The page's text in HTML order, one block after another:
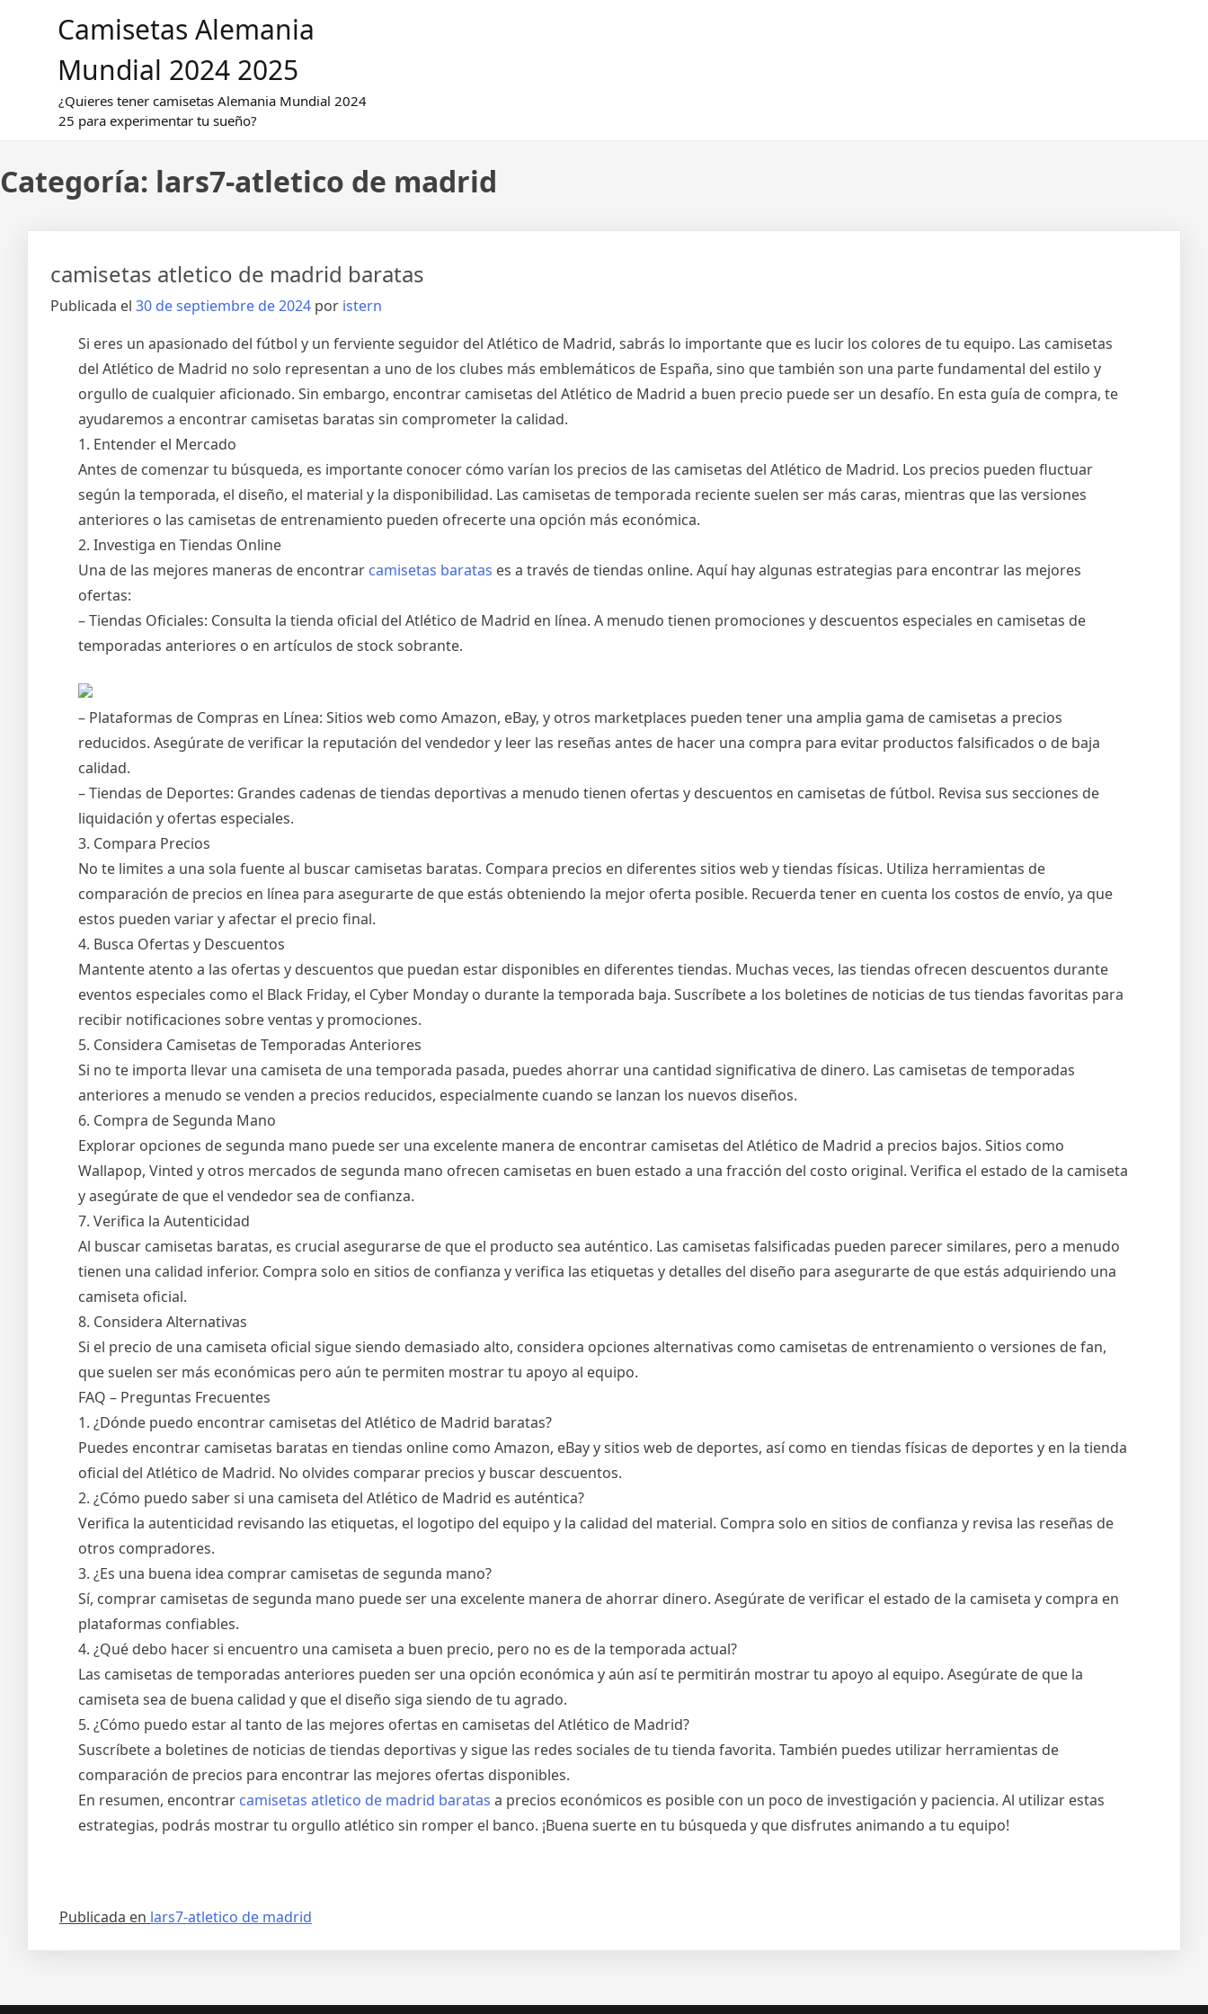
Camisetas Alemania
Mundial 2024 2025
¿Quieres tener camisetas Alemania Mundial 2024
25 para experimentar tu sueño?
Categoría: lars7-atletico de madrid
camisetas atletico de madrid baratas
Publicada el 30 de septiembre de 2024 por istern
Si eres un apasionado del fútbol y un ferviente seguidor del Atlético de Madrid, sabrás lo importante que es lucir los colores de tu equipo. Las camisetas
del Atlético de Madrid no solo representan a uno de los clubes más emblemáticos de España, sino que también son una parte fundamental del estilo y
orgullo de cualquier aficionado. Sin embargo, encontrar camisetas del Atlético de Madrid a buen precio puede ser un desafío. En esta guía de compra, te
ayudaremos a encontrar camisetas baratas sin comprometer la calidad.
1. Entender el Mercado
Antes de comenzar tu búsqueda, es importante conocer cómo varían los precios de las camisetas del Atlético de Madrid. Los precios pueden fluctuar
según la temporada, el diseño, el material y la disponibilidad. Las camisetas de temporada reciente suelen ser más caras, mientras que las versiones
anteriores o las camisetas de entrenamiento pueden ofrecerte una opción más económica.
2. Investiga en Tiendas Online
Una de las mejores maneras de encontrar camisetas baratas es a través de tiendas online. Aquí hay algunas estrategias para encontrar las mejores
ofertas:
– Tiendas Oficiales: Consulta la tienda oficial del Atlético de Madrid en línea. A menudo tienen promociones y descuentos especiales en camisetas de
temporadas anteriores o en artículos de stock sobrante.
– Plataformas de Compras en Línea: Sitios web como Amazon, eBay, y otros marketplaces pueden tener una amplia gama de camisetas a precios
reducidos. Asegúrate de verificar la reputación del vendedor y leer las reseñas antes de hacer una compra para evitar productos falsificados o de baja
calidad.
– Tiendas de Deportes: Grandes cadenas de tiendas deportivas a menudo tienen ofertas y descuentos en camisetas de fútbol. Revisa sus secciones de
liquidación y ofertas especiales.
3. Compara Precios
No te limites a una sola fuente al buscar camisetas baratas. Compara precios en diferentes sitios web y tiendas físicas. Utiliza herramientas de
comparación de precios en línea para asegurarte de que estás obteniendo la mejor oferta posible. Recuerda tener en cuenta los costos de envío, ya que
estos pueden variar y afectar el precio final.
4. Busca Ofertas y Descuentos
Mantente atento a las ofertas y descuentos que puedan estar disponibles en diferentes tiendas. Muchas veces, las tiendas ofrecen descuentos durante
eventos especiales como el Black Friday, el Cyber Monday o durante la temporada baja. Suscríbete a los boletines de noticias de tus tiendas favoritas para
recibir notificaciones sobre ventas y promociones.
5. Considera Camisetas de Temporadas Anteriores
Si no te importa llevar una camiseta de una temporada pasada, puedes ahorrar una cantidad significativa de dinero. Las camisetas de temporadas
anteriores a menudo se venden a precios reducidos, especialmente cuando se lanzan los nuevos diseños.
6. Compra de Segunda Mano
Explorar opciones de segunda mano puede ser una excelente manera de encontrar camisetas del Atlético de Madrid a precios bajos. Sitios como
Wallapop, Vinted y otros mercados de segunda mano ofrecen camisetas en buen estado a una fracción del costo original. Verifica el estado de la camiseta
y asegúrate de que el vendedor sea de confianza.
7. Verifica la Autenticidad
Al buscar camisetas baratas, es crucial asegurarse de que el producto sea auténtico. Las camisetas falsificadas pueden parecer similares, pero a menudo
tienen una calidad inferior. Compra solo en sitios de confianza y verifica las etiquetas y detalles del diseño para asegurarte de que estás adquiriendo una
camiseta oficial.
8. Considera Alternativas
Si el precio de una camiseta oficial sigue siendo demasiado alto, considera opciones alternativas como camisetas de entrenamiento o versiones de fan,
que suelen ser más económicas pero aún te permiten mostrar tu apoyo al equipo.
FAQ – Preguntas Frecuentes
1. ¿Dónde puedo encontrar camisetas del Atlético de Madrid baratas?
Puedes encontrar camisetas baratas en tiendas online como Amazon, eBay y sitios web de deportes, así como en tiendas físicas de deportes y en la tienda
oficial del Atlético de Madrid. No olvides comparar precios y buscar descuentos.
2. ¿Cómo puedo saber si una camiseta del Atlético de Madrid es auténtica?
Verifica la autenticidad revisando las etiquetas, el logotipo del equipo y la calidad del material. Compra solo en sitios de confianza y revisa las reseñas de
otros compradores.
3. ¿Es una buena idea comprar camisetas de segunda mano?
Sí, comprar camisetas de segunda mano puede ser una excelente manera de ahorrar dinero. Asegúrate de verificar el estado de la camiseta y compra en
plataformas confiables.
4. ¿Qué debo hacer si encuentro una camiseta a buen precio, pero no es de la temporada actual?
Las camisetas de temporadas anteriores pueden ser una opción económica y aún así te permitirán mostrar tu apoyo al equipo. Asegúrate de que la
camiseta sea de buena calidad y que el diseño siga siendo de tu agrado.
5. ¿Cómo puedo estar al tanto de las mejores ofertas en camisetas del Atlético de Madrid?
Suscríbete a boletines de noticias de tiendas deportivas y sigue las redes sociales de tu tienda favorita. También puedes utilizar herramientas de
comparación de precios para encontrar las mejores ofertas disponibles.
En resumen, encontrar camisetas atletico de madrid baratas a precios económicos es posible con un poco de investigación y paciencia. Al utilizar estas
estrategias, podrás mostrar tu orgullo atlético sin romper el banco. ¡Buena suerte en tu búsqueda y que disfrutes animando a tu equipo!
Publicada en lars7-atletico de madrid